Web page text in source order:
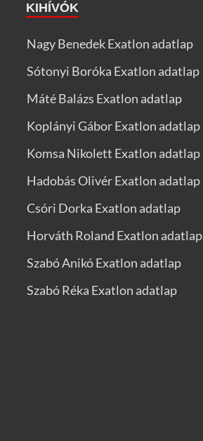
KIHÍVÓK
Nagy Benedek Exatlon adatlap
Sótonyi Boróka Exatlon adatlap
Máté Balázs Exatlon adatlap
Koplányi Gábor Exatlon adatlap
Komsa Nikolett Exatlon adatlap
Hadobás Olivér Exatlon adatlap
Csóri Dorka Exatlon adatlap
Horváth Roland Exatlon adatlap
Szabó Anikó Exatlon adatlap
Szabó Réka Exatlon adatlap